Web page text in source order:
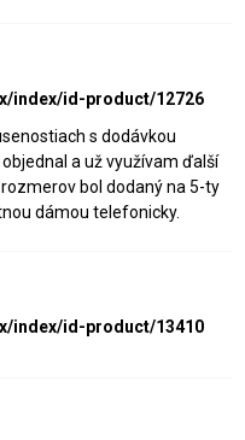
index/id-product/12726
s dodávkou
a už využívam ďalší
bol dodaný na 5-ty
dámou telefonicky.
index/id-product/13410